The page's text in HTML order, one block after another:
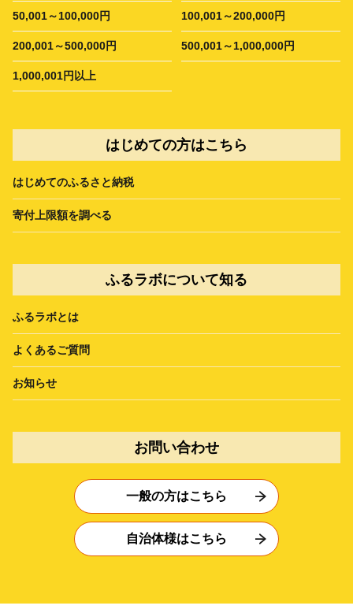
50,001～100,000円 100,001～200,000円
200,001～500,000円 500,001～1,000,000円
1,000,001円以上
はじめての方はこちら
はじめてのふるさと納税
寄付上限額を調べる
ふるラボについて知る
ふるラボとは
よくあるご質問
お知らせ
お問い合わせ
一般の方はこちら
自治体様はこちら